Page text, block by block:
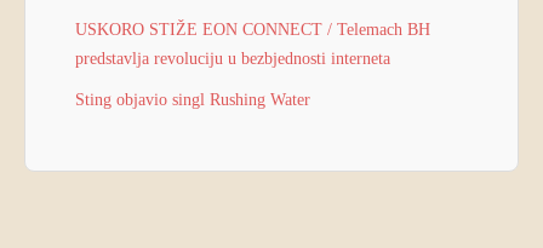
USKORO STIŽE EON CONNECT / Telemach BH
predstavlja revoluciju u bezbjednosti interneta
Sting objavio singl Rushing Water